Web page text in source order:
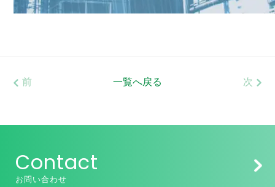
前 一覧へ戻る 次
Contact
お問い合わせ